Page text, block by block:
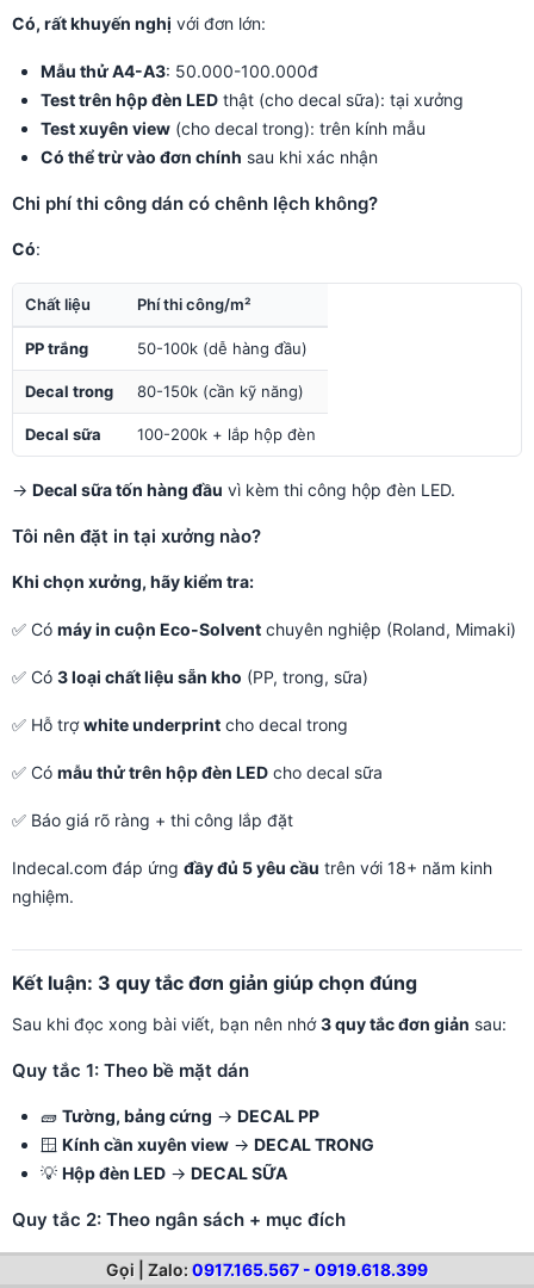
Có, rất khuyến nghị với đơn lớn:
Mẫu thử A4-A3: 50.000-100.000đ
Test trên hộp đèn LED thật (cho decal sữa): tại xưởng
Test xuyên view (cho decal trong): trên kính mẫu
Có thể trừ vào đơn chính sau khi xác nhận
Chi phí thi công dán có chênh lệch không?
Có:
Chất liệu Phí thi công/m²
PP trắng 50-100k (dễ hàng đầu)
Decal trong 80-150k (cần kỹ năng)
Decal sữa 100-200k + lắp hộp đèn
→ Decal sữa tốn hàng đầu vì kèm thi công hộp đèn LED.
Tôi nên đặt in tại xưởng nào?
Khi chọn xưởng, hãy kiểm tra:
✅ Có máy in cuộn Eco-Solvent chuyên nghiệp (Roland, Mimaki)
✅ Có 3 loại chất liệu sẵn kho (PP, trong, sữa)
✅ Hỗ trợwhite underprint cho decal trong
✅ Có mẫu thử trên hộp đèn LED cho decal sữa
✅ Báo giá rõ ràng + thi công lắp đặt
Indecal.com đáp ứng đầy đủ 5 yêu cầu trên với 18+ năm kinh
nghiệm.
Kết luận: 3 quy tắc đơn giản giúp chọn đúng
Sau khi đọc xong bài viết, bạn nên nhớ3 quy tắc đơn giản sau:
Quy tắc 1: Theo bề mặt dán
🧱 Tường, bảng cứng → DECAL PP
🪟 Kính cần xuyên view → DECAL TRONG
💡 Hộp đèn LED → DECAL SỮA
Quy tắc 2: Theo ngân sách + mục đích
Tiết kiệm + standee phổ thông→DECAL PP
Gọi | Zalo:0917.165.567 - 0919.618.399